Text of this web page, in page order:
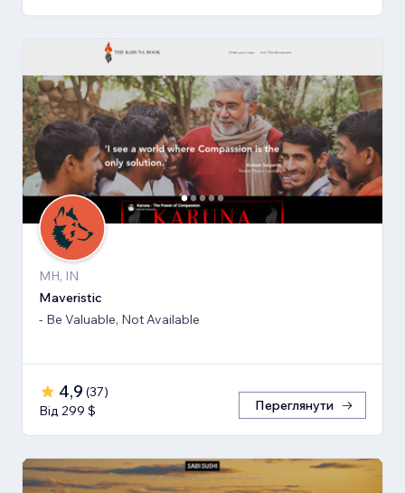
MH, IN
Maveristic
- Be Valuable, Not Available
4,9 (37)
Від 299 $
Переглянути